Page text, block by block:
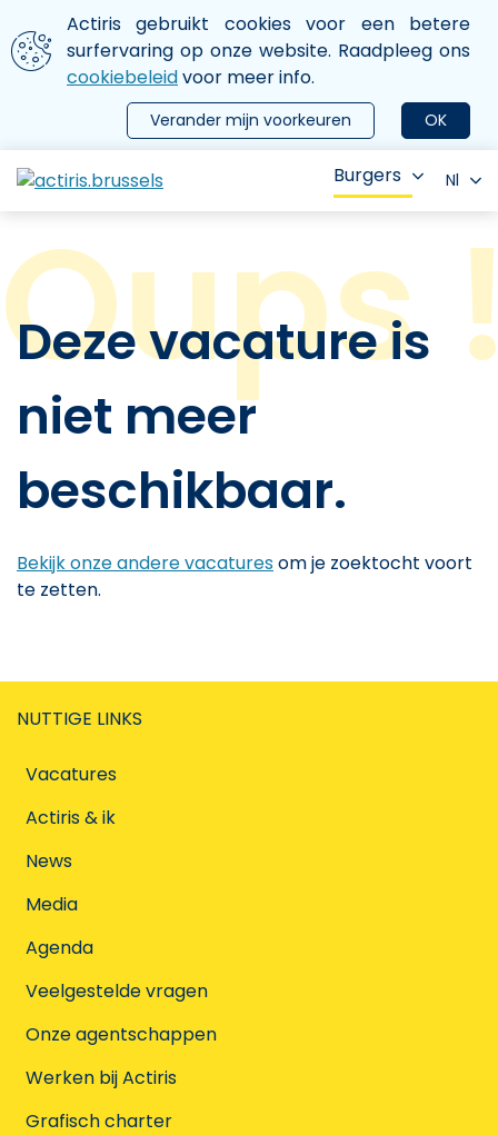
Aller au contenu principal
We gebruiken cookies
Actiris gebruikt cookies voor een betere
surfervaring op onze website. Raadpleeg ons
cookiebeleidvoor meer info.
OK
Verander mijn voorkeuren
le menu
Burgers Nl
Deze vacature is
niet meer
beschikbaar.
Bekijk onze andere vacaturesom je zoektocht voort
te zetten.
NUTTIGE LINKS
Vacatures
Actiris & ik
News
Media
Agenda
Veelgestelde vragen
Onze agentschappen
Werken bij Actiris
Grafisch charter